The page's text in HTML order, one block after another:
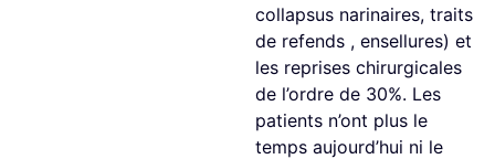
collapsus narinaires, traits
de refends , ensellures) et
les reprises chirurgicales
de l’ordre de 30%. Les
patients n’ont plus le
temps aujourd’hui ni le